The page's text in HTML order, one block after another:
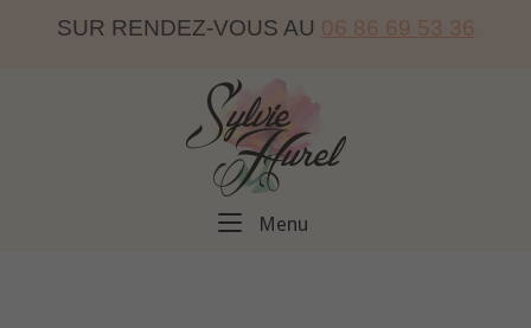
SUR RENDEZ-VOUS AU 06 86 69 53 36
Home
Menu